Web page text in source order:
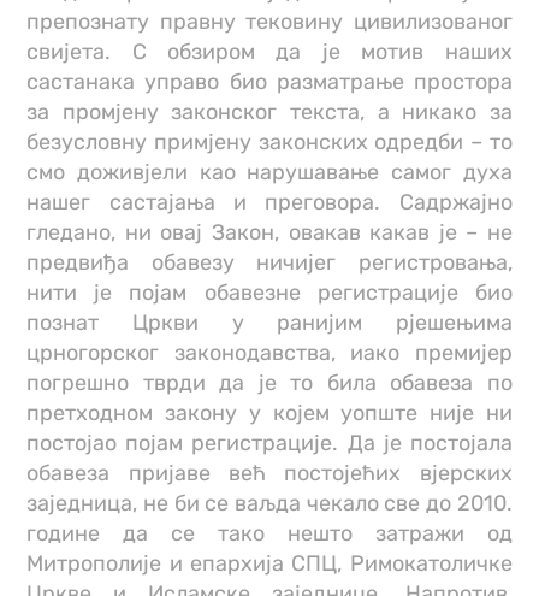
препознату правну тековину цивилизованог
свијета. С обзиром да је мотив наших
састанака управо био разматрање простора
за промјену законског текста, а никако за
безусловну примјену законских одредби – то
смо доживјели као нарушавање самог духа
нашег састајања и преговора. Садржајно
гледано, ни овај Закон, овакав какав је – не
предвиђа обавезу ничијег регистровања,
нити је појам обавезне регистрације био
познат Цркви у ранијим рјешењима
црногорског законодавства, иако премијер
погрешно тврди да је то била обавеза по
претходном закону у којем уопште није ни
постојао појам регистрације. Да је постојала
обавеза пријаве већ постојећих вјерских
заједница, не би се ваљда чекало све до 2010.
године да се тако нешто затражи од
Митрополије и епархија СПЦ, Римокатоличке